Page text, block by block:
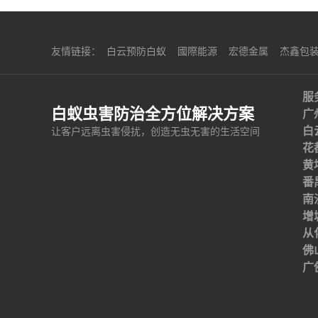
友情链接： 白云预防白蚁 國際能源 宏德金属 杰鑫包
白蚁虫害防治全方位解决方案
让客户远离虫害侵扰，创造无虫无害的生活空间
服
广
白
花
黄
番
南
增
从
佛
广